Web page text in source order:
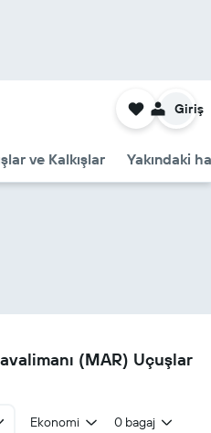
ve Kalkışlar Yakındaki
Giriş
(MAR) Uçuşlar
Ekonomi 0 bagaj